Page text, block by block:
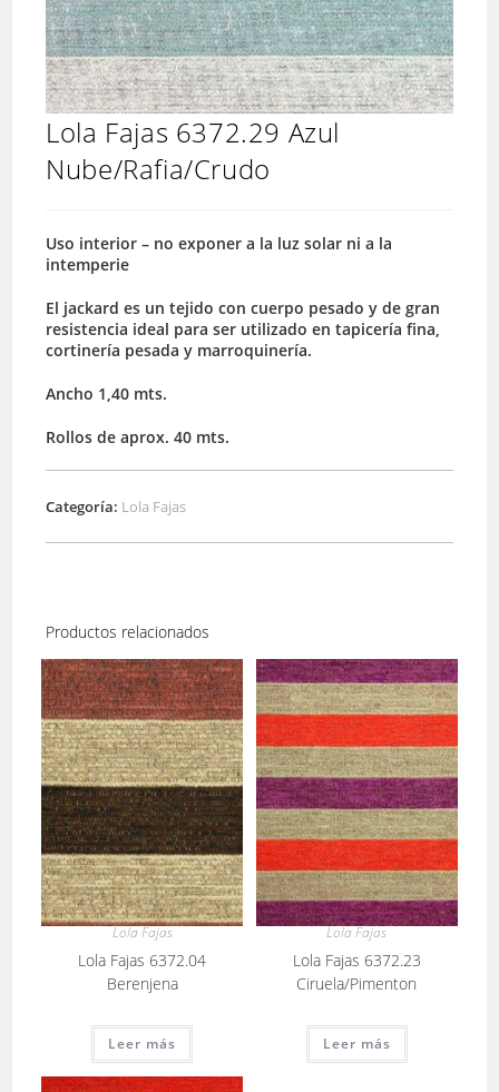
Lola Fajas 6372.29 Azul
Nube/Rafia/Crudo
Uso interior – no exponer a la luz solar ni a la
intemperie
El jackard es un tejido con cuerpo pesado y de gran
resistencia ideal para ser utilizado en tapicería fina,
cortinería pesada y marroquinería.
Ancho 1,40 mts.
Rollos de aprox. 40 mts.
Categoría: Lola Fajas
Productos relacionados
Lola Fajas
Lola Fajas 6372.04
Berenjena
Leer más
Lola Fajas
Lola Fajas 6372.23
Ciruela/Pimenton
Leer más